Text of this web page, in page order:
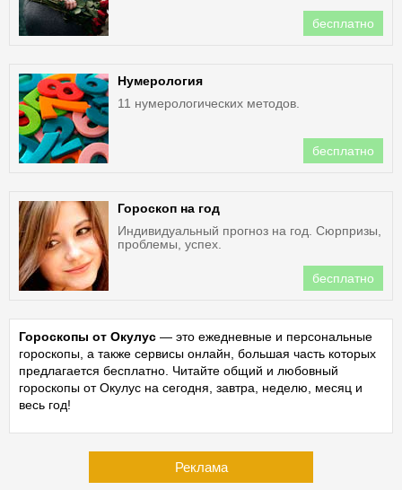
бесплатно
Нумерология
11 нумерологических методов.
бесплатно
Гороскоп на год
Индивидуальный прогноз на год. Сюрпризы,
проблемы, успех.
бесплатно
Гороскопы от Окулус — это ежедневные и персональные
гороскопы, а также сервисы онлайн, большая часть которых
предлагается бесплатно. Читайте общий и любовный
гороскопы от Окулус на сегодня, завтра, неделю, месяц и
весь год!
Реклама